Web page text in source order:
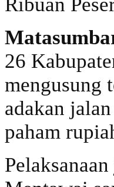
26
mengusung
adakan
paham